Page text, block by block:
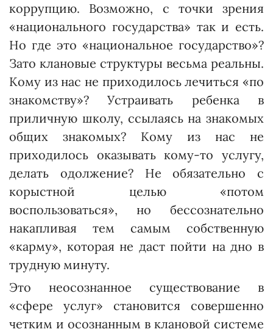
коррупцию. Воз­можно, с точки зрения
«национального государства» так и есть.
Но где это «национальное государство»?
Зато клановые структуры весьма реальны.
Кому из нас не приходилось лечиться «по
знакомству»? Устра­и­вать ребенка в
приличную школу, ссылаясь на знакомых
общих знакомых? Кому из нас не
приходилось оказывать кому-то услугу,
делать одолжение? Не обязательно с
корыстной целью «потом
воспользоваться», но бессознательно
накапливая тем самым собственную
«карму», которая не даст пойти на дно в
трудную минуту.
Это неосознанное существование в
«сфере услуг» становится совершенно
четким и осознанным в клановой системе